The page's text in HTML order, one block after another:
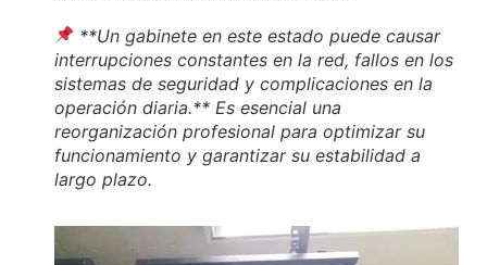
**Un gabinete en este estado puede causar
interrupciones constantes en la red, fallos en los
sistemas de seguridad y complicaciones en la
operación diaria.** Es esencial una
reorganización profesional para optimizar su
funcionamiento y garantizar su estabilidad a
largo plazo.